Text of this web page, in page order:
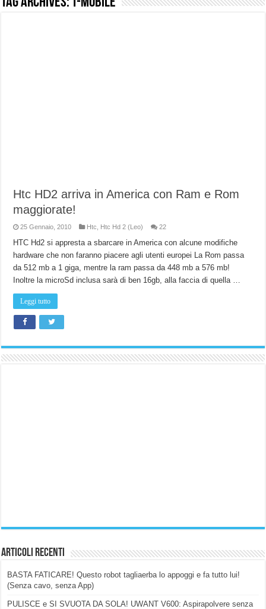
Htc HD2 arriva in America con Ram e Rom
maggiorate!
25 Gennaio, 2010 Htc Htc Hd 2 (Leo) 22
HTC Hd2 si appresta a sbarcare in America con alcune modifiche
hardware che non faranno piacere agli utenti europei La Rom passa
da 512 mb a 1 giga, mentre la ram passa da 448 mb a 576 mb!
Inoltre la microSd inclusa sarà di ben 16gb, alla faccia di quella …
Leggi tutto
Articoli Recenti
BASTA FATICARE! Questo robot tagliaerba lo appoggi e fa tutto lui!
(Senza cavo, senza App)
PULISCE e SI SVUOTA DA SOLA! UWANT V600: Aspirapolvere senza